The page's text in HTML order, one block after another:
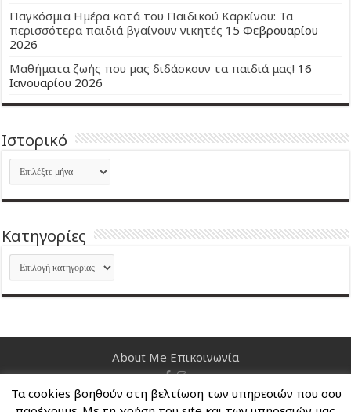
Παγκόσμια Ημέρα κατά του Παιδικού Καρκίνου: Τα
περισσότερα παιδιά βγαίνουν νικητές 15 Φεβρουαρίου
2026
Μαθήματα ζωής που μας διδάσκουν τα παιδιά μας! 16
Ιανουαρίου 2026
Ιστορικό
Ιστορικό
Kατηγορίες
Kατηγορίες
About Me Επικοινωνία
Nancy's Blog © Copyright 2026, All Rights Reserved
Τα cookies βοηθούν στη βελτίωση των υπηρεσιών που σου